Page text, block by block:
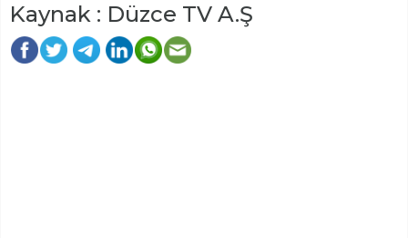
Kaynak : Düzce TV A.Ş